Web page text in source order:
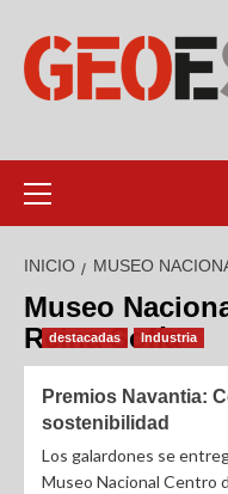
INICIO MUSEO
Museo
Reina Sofía
destacadas Industria
Premios Navantia:
sostenibilidad
Los galardones se
Museo Nacional Centro